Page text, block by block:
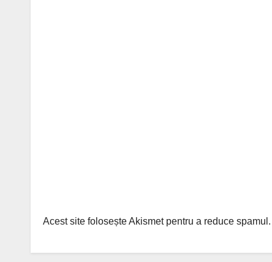
Acest site folosește Akismet pentru a reduce spamul.